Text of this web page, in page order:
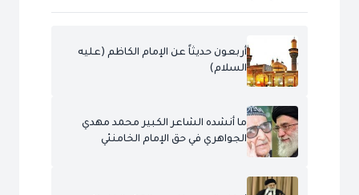
أربعون حديثاً عن الإمام الكاظم (عليه
السلام)
ما أنشده الشاعر الكبير محمد مهدي
الجواهري في حق الإمام الخامنئي